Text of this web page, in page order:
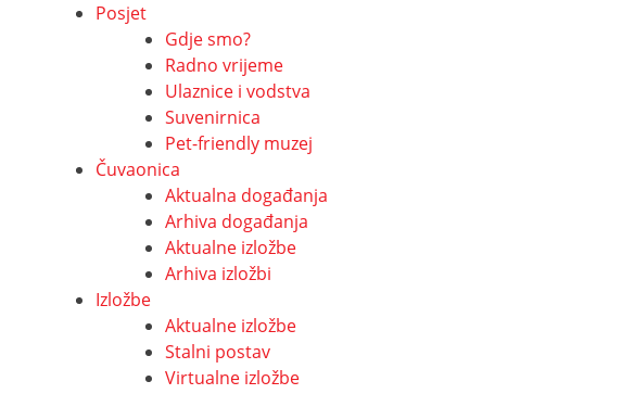
Posjet
Gdje smo?
Radno vrijeme
Ulaznice i vodstva
Suvenirnica
Pet-friendly muzej
Čuvaonica
Aktualna događanja
Arhiva događanja
Aktualne izložbe
Arhiva izložbi
Izložbe
Aktualne izložbe
Stalni postav
Virtualne izložbe